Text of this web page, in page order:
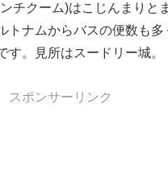
チクーム)はこじんまりと
トナムからバスの便数も多
す。見所はスードリー城。
スポンサーリンク